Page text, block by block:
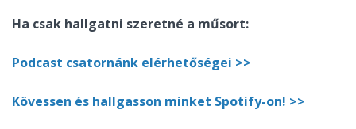
Ha csak hallgatni szeretné a műsort:
Podcast csatornánk elérhetőségei >>
Kövessen és hallgasson minket Spotify-on! >>